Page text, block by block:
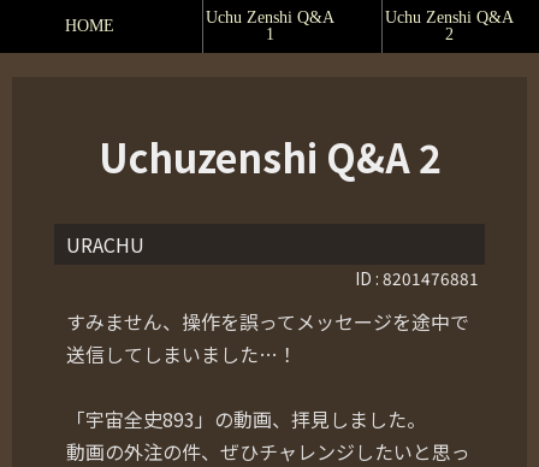
HOME
Uchu Zenshi Q&A
1
Uchu Zenshi Q&A
2
Uchuzenshi Q&A 2
URACHU
ID : 8201476881
すみません、操作を誤ってメッセージを途中で
送信してしまいました…！
「宇宙全史893」の動画、拝見しました。
動画の外注の件、ぜひチャレンジしたいと思っ